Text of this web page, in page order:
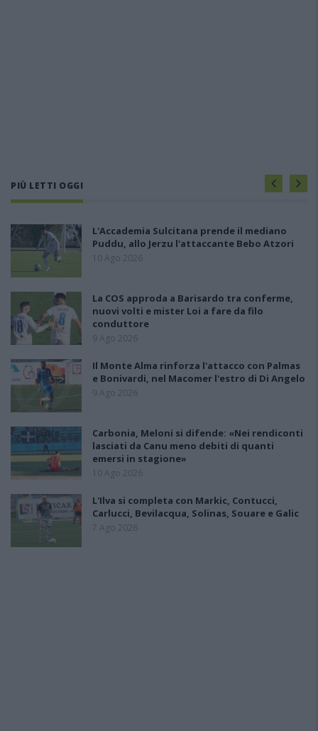
PIÙ LETTI OGGI
L'Accademia Sulcitana prende il mediano
Puddu, allo Jerzu l'attaccante Bebo Atzori
10 Ago 2026
La COS approda a Barisardo tra conferme,
nuovi volti e mister Loi a fare da filo
conduttore
9 Ago 2026
Il Monte Alma rinforza l'attacco con Palmas
e Bonivardi, nel Macomer l'estro di Di Angelo
9 Ago 2026
Carbonia, Meloni si difende: «Nei rendiconti
lasciati da Canu meno debiti di quanti
emersi in stagione»
10 Ago 2026
L'Ilva si completa con Markic, Contucci,
Carlucci, Bevilacqua, Solinas, Souare e Galic
7 Ago 2026